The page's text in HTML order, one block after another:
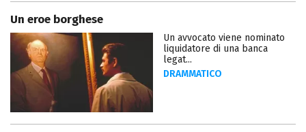
Un eroe borghese
Un avvocato viene nominato
liquidatore di una banca
legat...
DRAMMATICO